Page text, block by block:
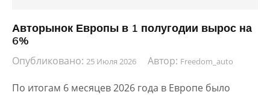
Авторынок Европы в 1 полугодии вырос на
6%
Опубликовано: 25 Июля 2026 Автор: Freedom_auto
По итогам 6 месяцев 2026 года в Европе было